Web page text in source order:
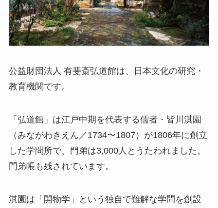
公益財団法人 有斐斎弘道館は、日本文化の研究・
教育機関です。
「弘道館」は江戸中期を代表する儒者・皆川淇園
（みながわきえん／1734〜1807）が1806年に創立
した学問所で、門弟は3,000人とうたわれました。
門弟帳も残されています。
淇園は「開物学」という独自で難解な学問を創設